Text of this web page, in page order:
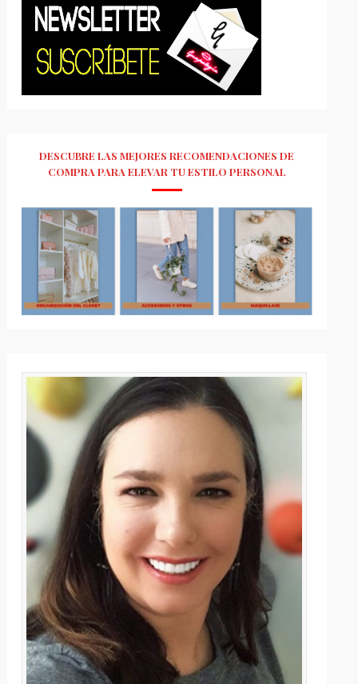
DESCUBRE LAS MEJORES RECOMENDACIONES DE
COMPRA PARA ELEVAR TU ESTILO PERSONAL